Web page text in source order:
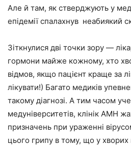
Але й там, як стверджують у
епідемії спалахнув неабиякий
Зіткнулися дві точки зору —
гормони майже кожному, хто
відмов, якщо пацієнт краще за
лікувати!) Багато медиків
такому діагнозі. А тим часом
медуніверситетів, клінік АМН
призначень при ураженні
цього грипу в тому, що у хворих